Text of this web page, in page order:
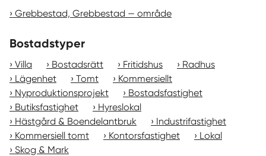
Grebbestad, Grebbestad — område
Bostadstyper
Villa Bostadsrätt Fritidshus
Radhus
Lägenhet
Tomt
Kommersiellt
Nyproduktionsprojekt
Bostadsfastighet
Butiksfastighet
Hyreslokal
Hästgård & Boendelantbruk
Industrifastighet
Kommersiell tomt
Kontorsfastighet
Lokal
Skog & Mark